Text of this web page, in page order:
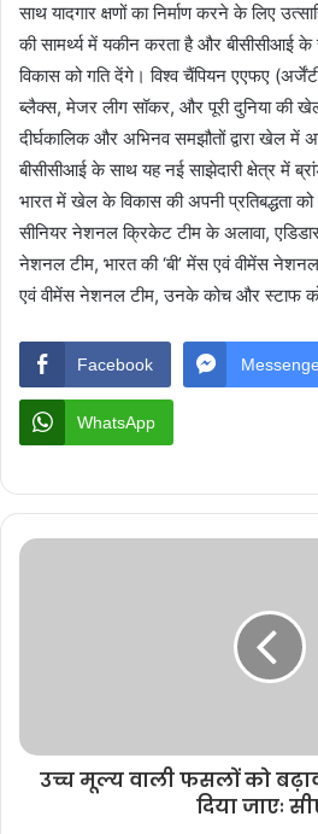
साथ यादगार क्षणों का निर्माण करने के लिए
की सामर्थ्य में यकीन करता है और बीसीसीआई के
विकास को गति देंगे। विश्व चैंपियन एएफए
ब्लैक्स, मेजर लीग सॉकर, और पूरी दुनिया की
दीर्घकालिक और अभिनव समझौतों द्वारा खेल में
बीसीसीआई के साथ यह नई साझेदारी क्षेत्र में
भारत में खेल के विकास की अपनी प्रतिबद्धता
सीनियर नेशनल क्रिकेट टीम के अलावा,
नेशनल टीम, भारत की ‘बी’ मेंस एवं वीमेंस
एवं वीमेंस नेशनल टीम, उनके कोच और स्टाफ
Facebook
WhatsApp
उच्च मूल्य वाली फसलों को
दिया जाएः